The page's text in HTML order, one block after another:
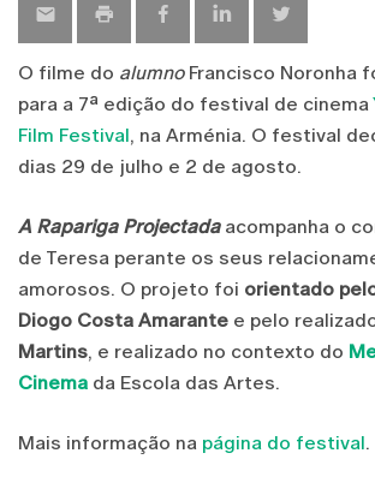
O filme do alumnoFrancisco Noronha
para a 7ª edição do festival de cinema
Film Festival, na Arménia. O festival
dias 29 de julho e 2 de agosto.
A Rapariga Projectadaacompanha o
de Teresa perante os seus
amorosos. O projeto foi orientado
Diogo Costa Amarante e pelo
Martins, e realizado no contexto do
Cinema da Escola das Artes.
Mais informação na página do festival.